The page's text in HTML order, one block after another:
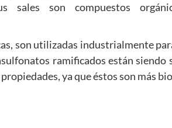
sales son compuestos
son utilizadas industrialmente
ramificados están
ya que éstos son más